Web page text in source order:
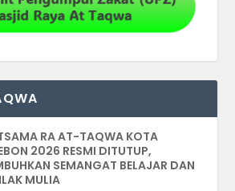
RA AT-TAQWA KOTA
2026 RESMI DITUTUP,
SEMANGAT BELAJAR DAN
MULIA